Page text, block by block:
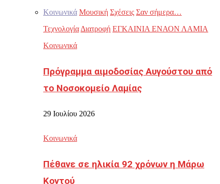
Κοινωνικά Μουσική Σχέσεις Σαν σήμερα…
Τεχνολογία Διατροφή ΕΓΚΑΙΝΙΑ ΕΝΑΟΝ ΛΑΜΙΑ
Κοινωνικά
Πρόγραμμα αιμοδοσίας Αυγούστου από
το Νοσοκομείο Λαμίας
29 Ιουλίου 2026
Κοινωνικά
Πέθανε σε ηλικία 92 χρόνων η Μάρω
Κοντού